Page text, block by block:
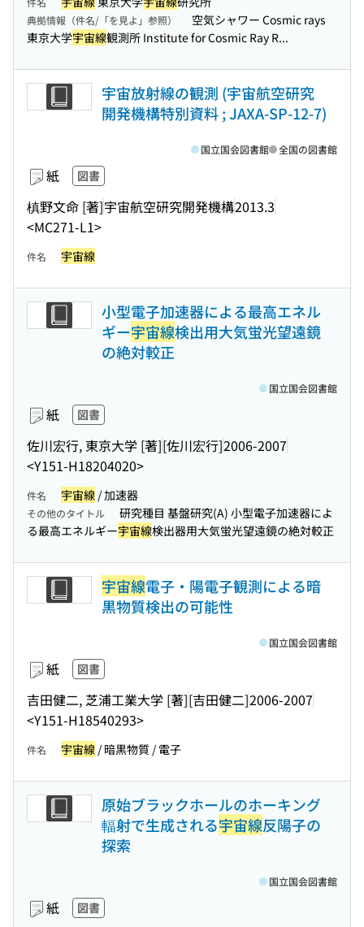
典拠情報（件名/「を見よ」参照）
空気シャワー Cosmic rays
東京大学宇宙線観測所 Institute for Cosmic Ray R...
宇宙放射線の観測 (宇宙航空研究
開発機構特別資料 ; JAXA-SP-12-7)
紙 図書
槙野文命 [著]宇宙航空研究開発機構2013.3
<MC271-L1>
国立国会図書館 全国の図書館
件名 宇宙線
小型電子加速器による最高エネル
ギー宇宙線検出用大気蛍光望遠鏡
の絶対較正
紙 図書
佐川宏行, 東京大学 [著][佐川宏行]2006-2007
<Y151-H18204020>
国立国会図書館
件名 宇宙線 / 加速器
その他のタイトル
研究種目 基盤研究(A) 小型電子加速器によ
る最高エネルギー宇宙線検出器用大気蛍光望遠鏡の絶対較正
宇宙線電子・陽電子観測による暗
黒物質検出の可能性
紙 図書
吉田健二, 芝浦工業大学 [著][吉田健二]2006-2007
<Y151-H18540293>
国立国会図書館
件名 宇宙線 / 暗黒物質 / 電子
原始ブラックホールのホーキング
輻射で生成される宇宙線反陽子の
探索
紙 図書
国立国会図書館